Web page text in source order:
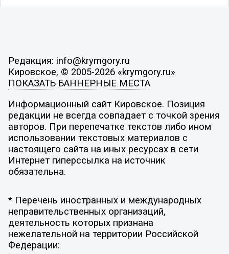
Редакция: info@krymgory.ru
Кировское, © 2005-2026 «krymgory.ru»
ПОКАЗАТЬ БАННЕРНЫЕ МЕСТА
Информационный сайт Кировское. Позиция
редакции не всегда совпадает с точкой зрения
авторов. При перепечатке текстов либо ином
использовании текстовых материалов с
настоящего сайта на иных ресурсах в сети
Интернет гиперссылка на источник
обязательна.
* Перечень иностранных и международных
неправительственных организаций,
деятельность которых признана
нежелательной на территории Российской
Федерации: